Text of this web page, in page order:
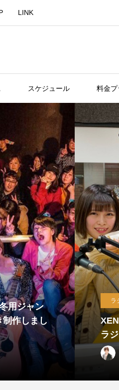
LINK
スケジュール 料金プ
・ホールレンタル料金
代表 野村